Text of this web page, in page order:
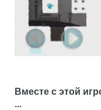
Вместе с этой
...